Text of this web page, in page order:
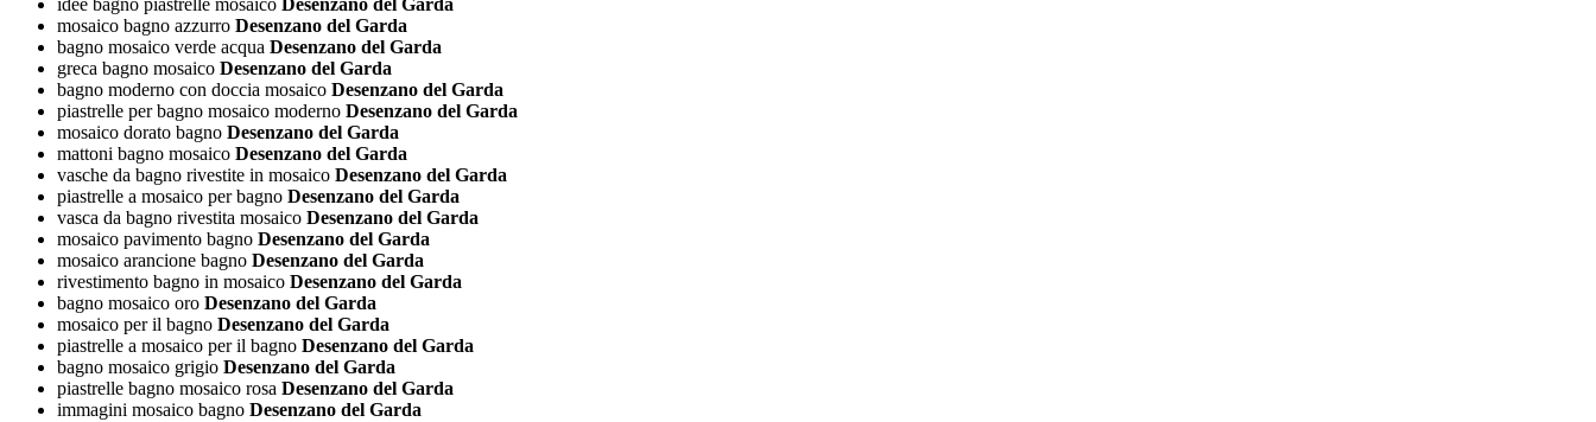
idee bagno piastrelle mosaico Desenzano del Garda
mosaico bagno azzurro Desenzano del Garda
bagno mosaico verde acqua Desenzano del Garda
greca bagno mosaico Desenzano del Garda
bagno moderno con doccia mosaico Desenzano del Garda
piastrelle per bagno mosaico moderno Desenzano del Garda
mosaico dorato bagno Desenzano del Garda
mattoni bagno mosaico Desenzano del Garda
vasche da bagno rivestite in mosaico Desenzano del Garda
piastrelle a mosaico per bagno Desenzano del Garda
vasca da bagno rivestita mosaico Desenzano del Garda
mosaico pavimento bagno Desenzano del Garda
mosaico arancione bagno Desenzano del Garda
rivestimento bagno in mosaico Desenzano del Garda
bagno mosaico oro Desenzano del Garda
mosaico per il bagno Desenzano del Garda
piastrelle a mosaico per il bagno Desenzano del Garda
bagno mosaico grigio Desenzano del Garda
piastrelle bagno mosaico rosa Desenzano del Garda
immagini mosaico bagno Desenzano del Garda